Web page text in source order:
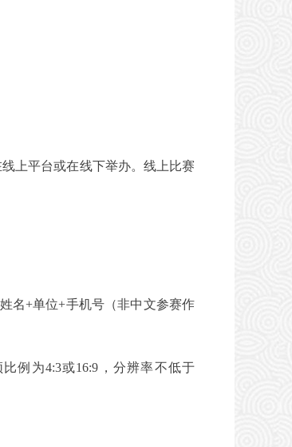
上平台或在线下举办。线上比赛
名+单位+手机号（非中文参赛作
例为4:3或16:9，分辨率不低于